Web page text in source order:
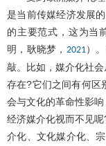
是当前传媒经济发展
的主要范式，这为当
明，耿晓梦， 2021）
敲。比如，媒介化社
存在?它们之间有何区
会与文化的革命性影
经济媒介化视而不见
介化、文化媒介化、